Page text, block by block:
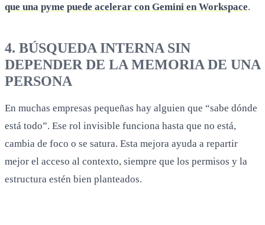
que una pyme puede acelerar con Gemini en Workspace.
4. BÚSQUEDA INTERNA SIN
DEPENDER DE LA MEMORIA DE UNA
PERSONA
En muchas empresas pequeñas hay alguien que “sabe dónde
está todo”. Ese rol invisible funciona hasta que no está,
cambia de foco o se satura. Esta mejora ayuda a repartir
mejor el acceso al contexto, siempre que los permisos y la
estructura estén bien planteados.